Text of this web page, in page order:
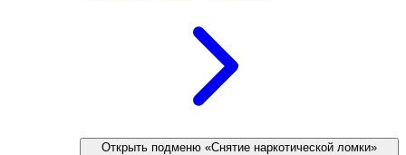
Открыть подменю «Снятие наркотической ломки»